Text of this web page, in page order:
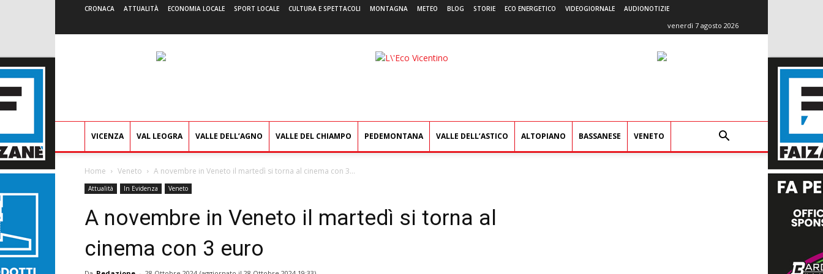
CRONACA ATTUALITÀ ECONOMIA LOCALE SPORT LOCALE CULTURA E SPETTACOLI MONTAGNA METEO BLOG STORIE ECO ENERGETICO VIDEOGIORNALE AUDIONOTIZIE
venerdì 7 agosto 2026
L'Eco
VICENZA VAL LEOGRA VALLE DELL’AGNO VALLE DEL CHIAMPO PEDEMONTANA VALLE DELL’ASTICO ALTOPIANO BASSANESE VENETO
Home Veneto A novembre in Veneto il martedì si torna al cinema con 3...
Attualità In Evidenza Veneto
A novembre in Veneto il martedì si torna al
cinema con 3 euro